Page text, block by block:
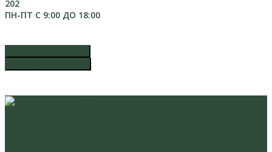
202
ПН-ПТ С 9:00 ДО 18:00